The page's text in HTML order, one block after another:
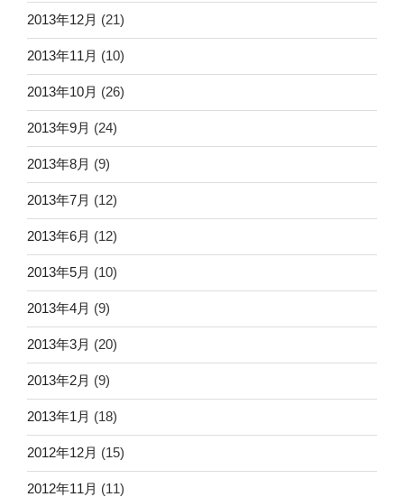
2013年12月 (21)
2013年11月 (10)
2013年10月 (26)
2013年9月 (24)
2013年8月 (9)
2013年7月 (12)
2013年6月 (12)
2013年5月 (10)
2013年4月 (9)
2013年3月 (20)
2013年2月 (9)
2013年1月 (18)
2012年12月 (15)
2012年11月 (11)